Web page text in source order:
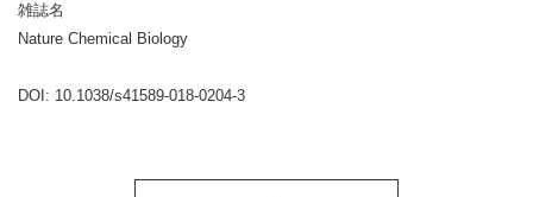
雑誌名
Nature Chemical Biology
DOI: 10.1038/s41589-018-0204-3